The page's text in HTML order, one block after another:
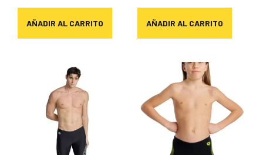
AÑADIR AL CARRITO AÑADIR AL CARRITO